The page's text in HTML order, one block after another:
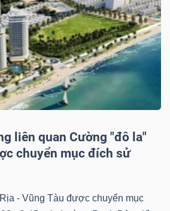
liên quan Cường "đô la"
chuyển mục đích sử
- Vũng Tàu được chuyển mục